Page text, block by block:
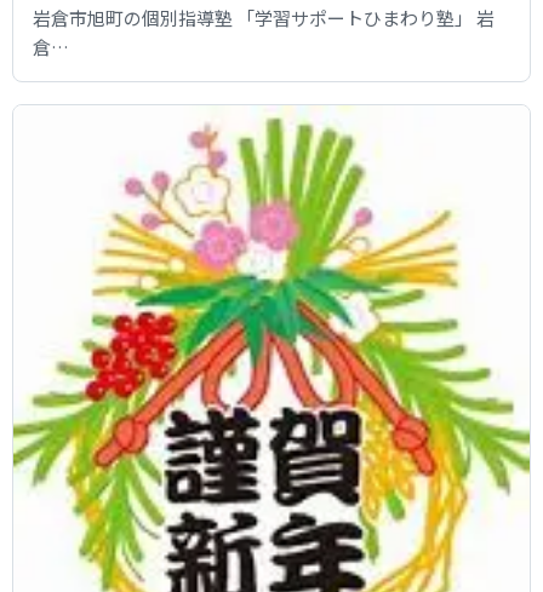
岩倉市旭町の個別指導塾 「学習サポートひまわり塾」 岩
倉…